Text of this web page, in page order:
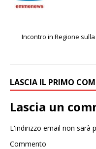
Incontro in Regione
LASCIA IL PRIMO
Lascia un
L'indirizzo email non sarà
Commento